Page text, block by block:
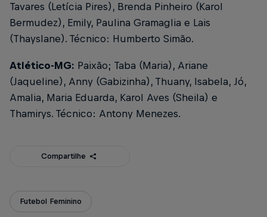
Tavares (Letícia Pires), Brenda Pinheiro (Karol
Bermudez), Emily, Paulina Gramaglia e Lais
(Thayslane). Técnico: Humberto Simão.
Atlético-MG: Paixão; Taba (Maria), Ariane
(Jaqueline), Anny (Gabizinha), Thuany, Isabela, Jó,
Amalia, Maria Eduarda, Karol Aves (Sheila) e
Thamirys. Técnico: Antony Menezes.
Compartilhe
Futebol Feminino